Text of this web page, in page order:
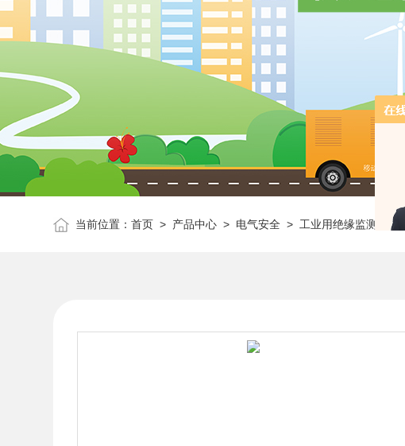
当前位置：首页 > 产品中心 > 电气安全 > 工业用绝缘监测装置